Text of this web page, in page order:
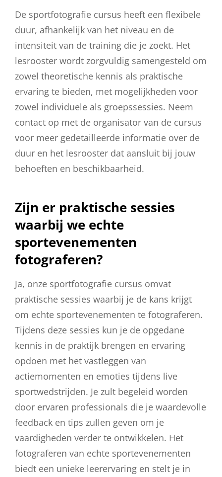
De sportfotografie cursus heeft een flexibele
duur, afhankelijk van het niveau en de
intensiteit van de training die je zoekt. Het
lesrooster wordt zorgvuldig samengesteld om
zowel theoretische kennis als praktische
ervaring te bieden, met mogelijkheden voor
zowel individuele als groepssessies. Neem
contact op met de organisator van de cursus
voor meer gedetailleerde informatie over de
duur en het lesrooster dat aansluit bij jouw
behoeften en beschikbaarheid.
Zijn er praktische sessies
waarbij we echte
sportevenementen
fotograferen?
Ja, onze sportfotografie cursus omvat
praktische sessies waarbij je de kans krijgt
om echte sportevenementen te fotograferen.
Tijdens deze sessies kun je de opgedane
kennis in de praktijk brengen en ervaring
opdoen met het vastleggen van
actiemomenten en emoties tijdens live
sportwedstrijden. Je zult begeleid worden
door ervaren professionals die je waardevolle
feedback en tips zullen geven om je
vaardigheden verder te ontwikkelen. Het
fotograferen van echte sportevenementen
biedt een unieke leerervaring en stelt je in